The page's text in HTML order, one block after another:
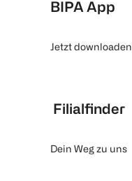
BIPA App
Jetzt downloaden
Filialfinder
Dein Weg zu uns